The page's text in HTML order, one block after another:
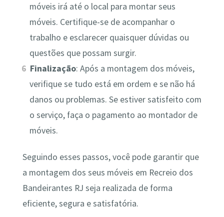
móveis irá até o local para montar seus
móveis. Certifique-se de acompanhar o
trabalho e esclarecer quaisquer dúvidas ou
questões que possam surgir.
Finalização: Após a montagem dos móveis,
verifique se tudo está em ordem e se não há
danos ou problemas. Se estiver satisfeito com
o serviço, faça o pagamento ao montador de
móveis.
Seguindo esses passos, você pode garantir que
a montagem dos seus móveis em Recreio dos
Bandeirantes RJ seja realizada de forma
eficiente, segura e satisfatória.